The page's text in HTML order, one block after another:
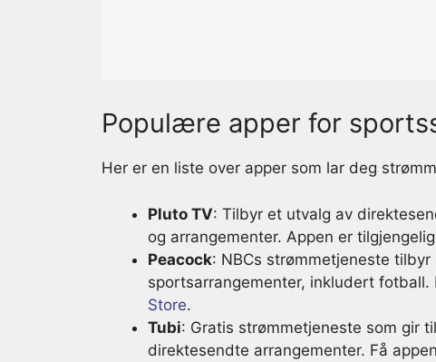
Populære apper for
Her er en liste over apper som lar deg
Pluto TV: Tilbyr et utvalg av
og arrangementer. Appen er
Peacock: NBCs strømmetjeneste
sportsarrangementer, inkludert fotball.
Store.
Tubi: Gratis strømmetjeneste som gir
direktesendte arrangementer. Få